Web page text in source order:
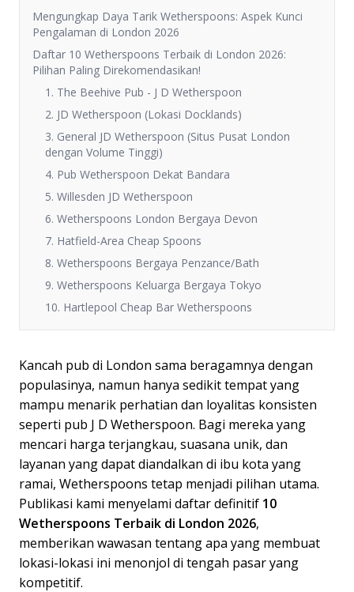
Mengungkap Daya Tarik Wetherspoons: Aspek Kunci
Pengalaman di London 2026
Daftar 10 Wetherspoons Terbaik di London 2026:
Pilihan Paling Direkomendasikan!
1. The Beehive Pub - J D Wetherspoon
2. JD Wetherspoon (Lokasi Docklands)
3. General JD Wetherspoon (Situs Pusat London
dengan Volume Tinggi)
4. Pub Wetherspoon Dekat Bandara
5. Willesden JD Wetherspoon
6. Wetherspoons London Bergaya Devon
7. Hatfield-Area Cheap Spoons
8. Wetherspoons Bergaya Penzance/Bath
9. Wetherspoons Keluarga Bergaya Tokyo
10. Hartlepool Cheap Bar Wetherspoons
Kancah pub di London sama beragamnya dengan
populasinya, namun hanya sedikit tempat yang
mampu menarik perhatian dan loyalitas konsisten
seperti pub J D Wetherspoon. Bagi mereka yang
mencari harga terjangkau, suasana unik, dan
layanan yang dapat diandalkan di ibu kota yang
ramai, Wetherspoons tetap menjadi pilihan utama.
Publikasi kami menyelami daftar definitif 10
Wetherspoons Terbaik di London 2026,
memberikan wawasan tentang apa yang membuat
lokasi-lokasi ini menonjol di tengah pasar yang
kompetitif.